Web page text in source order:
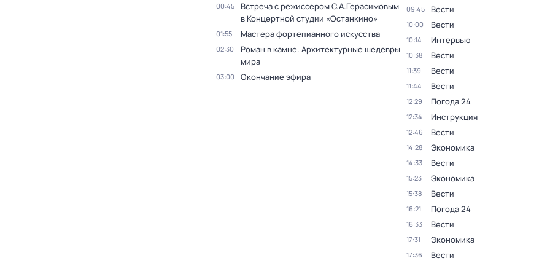
00:45
Встреча с режиссером С.А.Герасимовым
в Концертной студии «Останкино»
01:55 Мастера фортепианного искусства
02:30
Роман в камне. Архитектурные шедевры
мира
03:00 Окончание эфира
09:45 Вести
10:00 Вести
10:14 Интервью
10:38 Вести
11:39 Вести
11:44 Вести
12:29 Погода 24
12:34 Инструкция
12:46 Вести
14:28 Экономика
14:33 Вести
15:23 Экономика
15:38 Вести
16:21 Погода 24
16:33 Вести
17:31 Экономика
17:36 Вести